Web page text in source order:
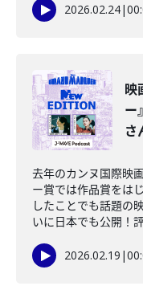
2026.02.24|
映
ー
さ
去年のカンヌ国際映
ー賞では作品賞をは
したことでも話題の
いに日本でも公開！
2026.02.19 |